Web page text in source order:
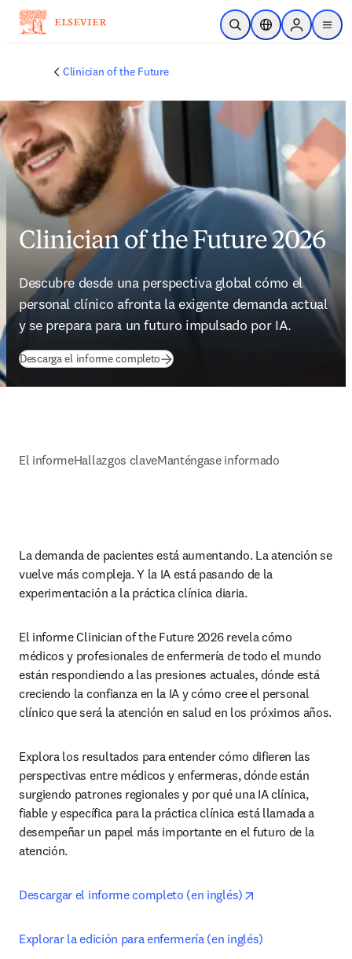
Saltar al contenido principal
Abrir búsqueda
Selector deSign in to
menu
Clinician of the Future
Clinician of the Future 2026
Descubre desde una perspectiva global cómo el
personal clínico afronta la exigente demanda actual
y se prepara para un futuro impulsado por IA.
Descarga el informe completo(se abre en una nueva pestaña/ventana
El informeHallazgos claveManténgase informado
La demanda de pacientes está aumentando. La atención se
vuelve más compleja. Y la IA está pasando de la
experimentación a la práctica clínica diaria.
El informe Clinician of the Future 2026 revela cómo
médicos y profesionales de enfermería de todo el mundo
están respondiendo a las presiones actuales, dónde está
creciendo la confianza en la IA y cómo cree el personal
clínico que será la atención en salud en los próximos años.
Explora los resultados para entender cómo difieren las
perspectivas entre médicos y enfermeras, dónde están
surgiendo patrones regionales y por qué una IA
clínica,
fiable y específica para la práctica clínica está llamada a
desempeñar un papel más importante en el futuro de la
atención.
Descargar el informe completo (en inglés)
Explorar la edición para enfermería (en inglés)